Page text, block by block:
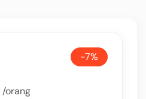
/orang
-7%